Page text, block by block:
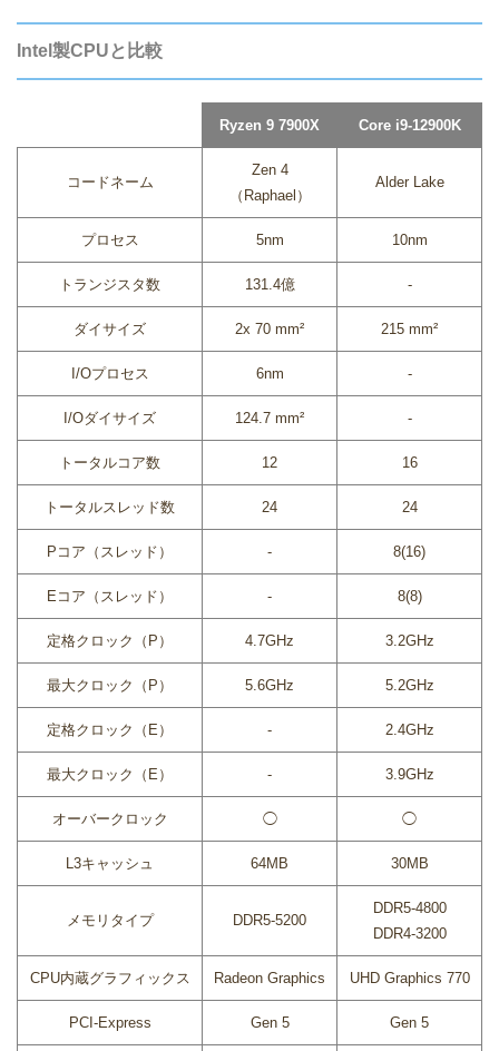
Intel製CPUと比較
Ryzen 9 7900X Core i9-12900K
コードネーム
Zen 4
（Raphael）
Alder Lake
プロセス 5nm 10nm
トランジスタ数 131.4億 -
ダイサイズ 2x 70 mm² 215 mm²
I/Oプロセス 6nm -
I/Oダイサイズ 124.7 mm² -
トータルコア数 12 16
トータルスレッド数 24 24
Pコア（スレッド） - 8(16)
Eコア（スレッド） - 8(8)
定格クロック（P） 4.7GHz 3.2GHz
最大クロック（P） 5.6GHz 5.2GHz
定格クロック（E） - 2.4GHz
最大クロック（E） - 3.9GHz
オーバークロック ◯ ◯
L3キャッシュ 64MB 30MB
メモリタイプ DDR5-5200
DDR5-4800
DDR4-3200
CPU内蔵グラフィックス Radeon Graphics UHD Graphics 770
PCI-Express Gen 5 Gen 5